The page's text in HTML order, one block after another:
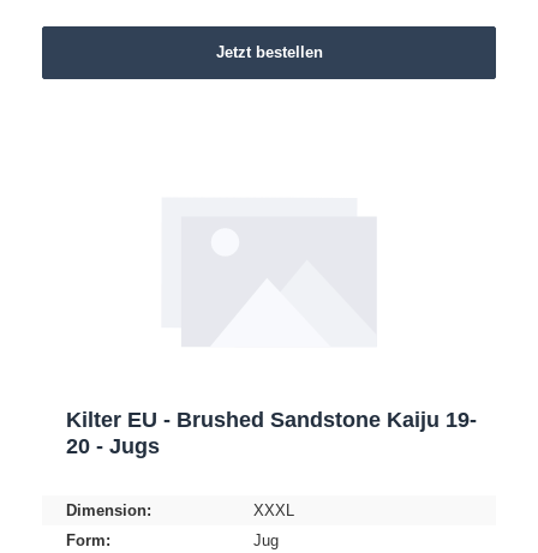
Jetzt bestellen
Kilter EU - Brushed Sandstone Kaiju 19-
20 - Jugs
Dimension:
XXXL
Form:
Jug